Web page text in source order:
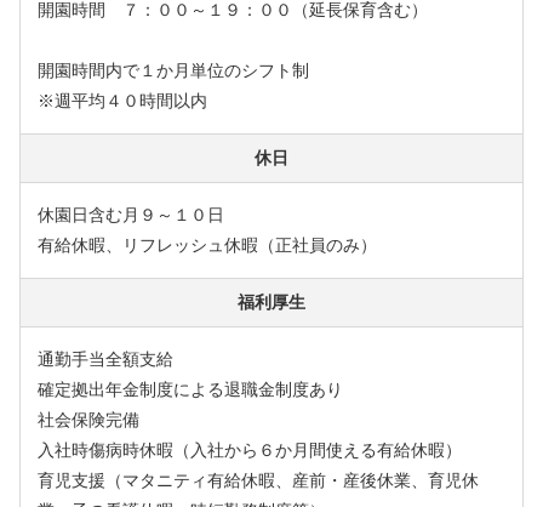
開園時間 ７：００～１９：００（延長保育含む）
開園時間内で１か月単位のシフト制
※週平均４０時間以内
休日
休園日含む月９～１０日
有給休暇、リフレッシュ休暇（正社員のみ）
福利厚生
通勤手当全額支給
確定拠出年金制度による退職金制度あり
社会保険完備
入社時傷病時休暇（入社から６か月間使える有給休暇）
育児支援（マタニティ有給休暇、産前・産後休業、育児休